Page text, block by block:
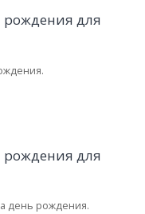
день рождения.